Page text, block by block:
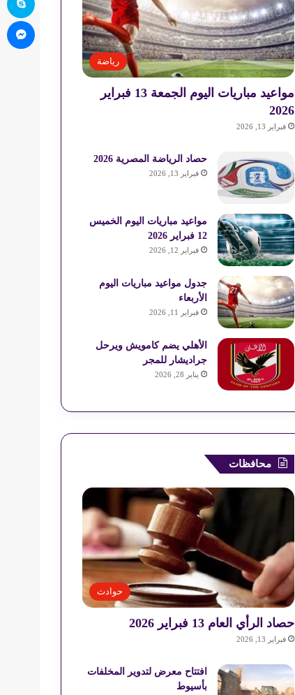
رياضة
مواعيد مباريات اليوم الجمعة 13 فبراير
2026
فبراير 13, 2026
حصاد الرياضة المصرية 2026
فبراير 13, 2026
مواعيد مباريات اليوم الخميس
12 فبراير 2026
فبراير 12, 2026
جدول مواعيد مباريات اليوم
الأربعاء
فبراير 11, 2026
الأهلي يضم كامويش ويرحل
جراديشار للمجر
يناير 28, 2026
محافظات
حوادث
حصاد الرأي العام 13 فبراير 2026
فبراير 13, 2026
افتتاح معرض لتدوير المخلفات
بأسيوط